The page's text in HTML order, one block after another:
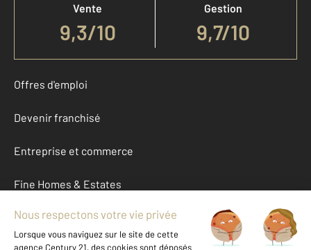
Vente
9,3/10
Gestion
9,7/10
Offres d'emploi
Devenir franchisé
Entreprise et commerce
Fine Homes & Estates
À propos